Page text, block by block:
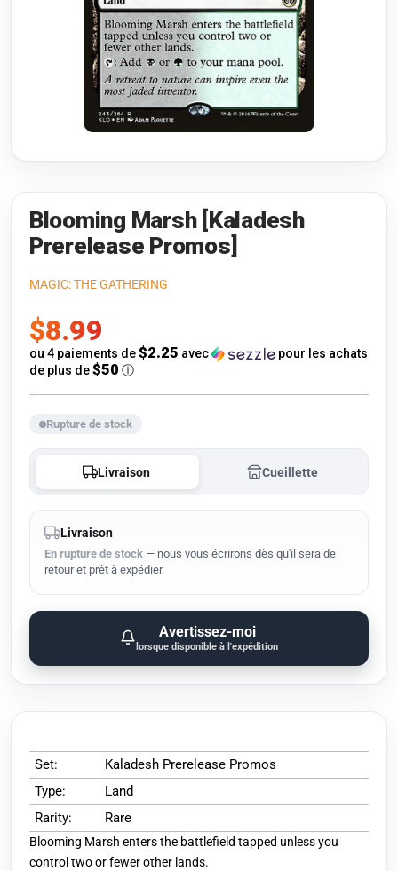
Riftbound: League of Legends
Flesh and Blood
Pokémon
One Piece
Gundam Card Game
Warlord: Saga of the Storm
Accessoires
🎁 Cartes-Cadeaux
Blooming Marsh [Kaladesh
Prerelease Promos]
MAGIC: THE GATHERING
Prix
de
vente
$8.99
ou 4 paiements de$2.25 avec
pour les achats
de plus de$50 ⓘ
Rupture de stock
Livraison Cueillette
Livraison
En rupture de stock — nous vous écrirons dès qu'il sera de
retour et prêt à expédier.
Avertissez-moi
lorsque disponible à l'expédition
Set:
Kaladesh Prerelease Promos
Type:
Land
Rarity:
Rare
Blooming Marsh enters the battlefield tapped unless you
control two or fewer other lands.